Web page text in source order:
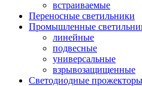
встраиваемые
Переносные светильники
Промышленные
линейные
подвесные
универсальные
взрывозащищенные
Светодиодные прожекторы